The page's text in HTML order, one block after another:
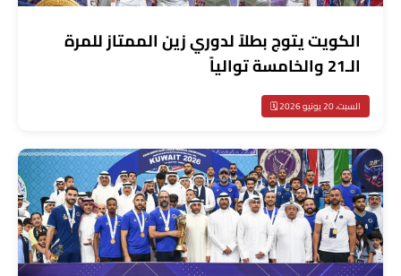
الكويت يتوج بطلاً لدوري زين الممتاز للمرة
الـ21 والخامسة توالياً
السبت، 20 يونيو 2026 🗓️